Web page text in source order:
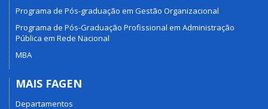
Programa de Pós-graduação em Gestão Organizacional
Programa de Pós-Graduação Profissional em Administração
Pública em Rede Nacional
MBA
MAIS FAGEN
Departamentos